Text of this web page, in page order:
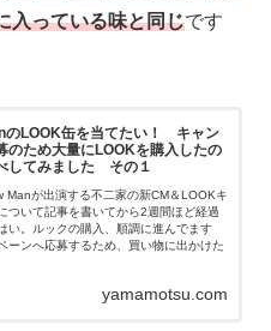
入っている味と同じです
のLOOK缶を当てたい！ キャン
のため大量にLOOKを購入したの
してみました その１
Manが出演する不二家の新CM＆LOOKキ
ついて記事を書いてから2週間ほど経過
い。ルックの購入、順調に進んでます
ーンへ応募するため、買い物に出かけた
yamamotsu.com